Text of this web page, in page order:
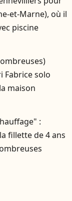
et-Marne), où il
piscine
Fabrice solo
maison
:
fillette de 4 ans